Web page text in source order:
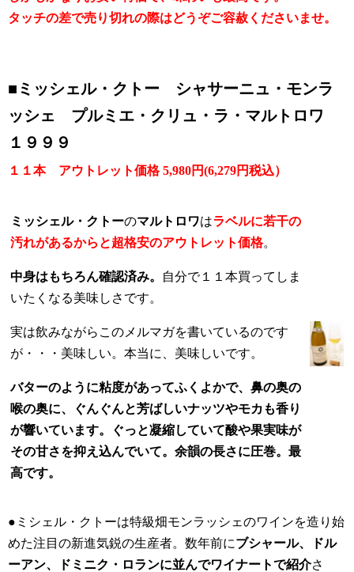
タッチの差で売り切れの際はどうぞご容赦くださいませ。
■ミッシェル・クトー シャサーニュ・モンラ
ッシェ プルミエ・クリュ・ラ・マルトロワ
１９９９
１１本アウトレット価格 5,980円(6,279円税込）
ミッシェル・クトーのマルトロワはラベルに若干の
汚れがあるからと超格安のアウトレット価格。
中身はもちろん確認済み。
自分で１１本買ってしま
いたくなる美味しさです。
実は飲みながらこのメルマガを書いているのです
が・・・美味しい。本当に、美味しいです。
バターのように粘度があってふくよかで、鼻の奥の
喉の奥に、ぐんぐんと芳ばしいナッツやモカも香り
が響いています。ぐっと凝縮していて酸や果実味が
その甘さを抑え込んでいて。余韻の長さに圧巻。最
高です。
●ミシェル・クトーは特級畑モンラッシェのワインを造り始
めた注目の新進気鋭の生産者。数年前にブシャール、ドル
ーアン、ドミニク・ロランに並んでワイナートで紹介さ